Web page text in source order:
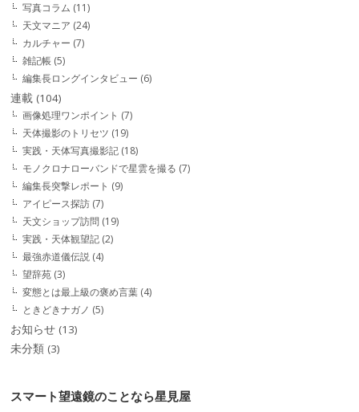
写真コラム (11)
天文マニア (24)
カルチャー (7)
雑記帳 (5)
編集長ロングインタビュー (6)
連載 (104)
画像処理ワンポイント (7)
天体撮影のトリセツ (19)
実践・天体写真撮影記 (18)
モノクロナローバンドで星雲を撮る (7)
編集長突撃レポート (9)
アイピース探訪 (7)
天文ショップ訪問 (19)
実践・天体観望記 (2)
最強赤道儀伝説 (4)
望辞苑 (3)
変態とは最上級の褒め言葉 (4)
ときどきナガノ (5)
お知らせ (13)
未分類 (3)
スマート望遠鏡のことなら星見屋